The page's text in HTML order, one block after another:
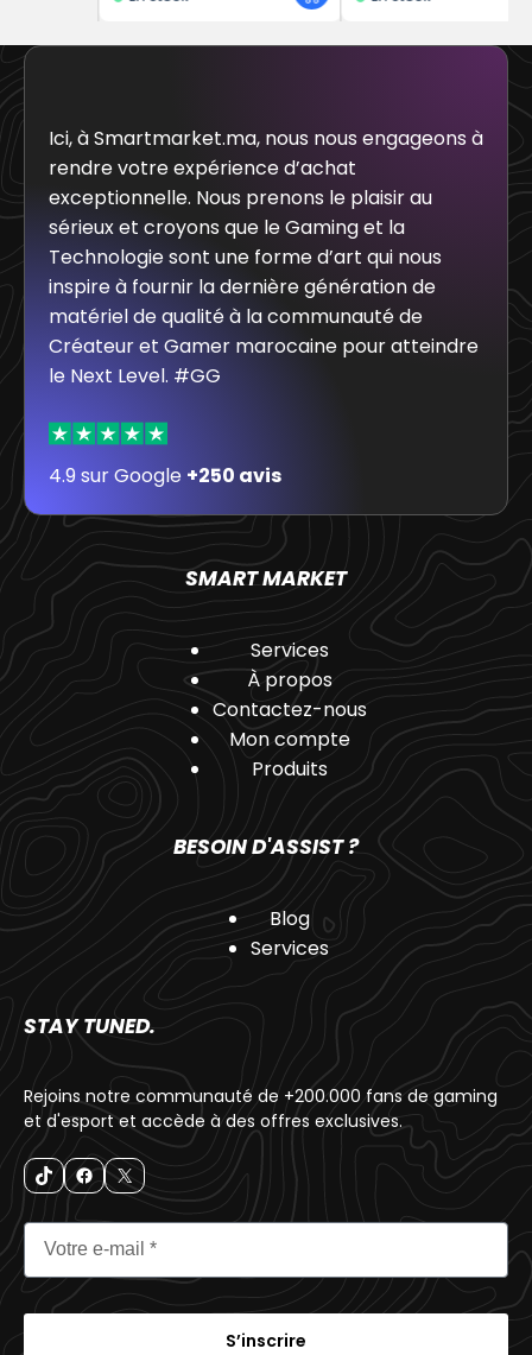
Ici, à Smartmarket.ma, nous nous engageons à
rendre votre expérience d’achat
exceptionnelle. Nous prenons le plaisir au
sérieux et croyons que le Gaming et la
Technologie sont une forme d’art qui nous
inspire à fournir la dernière génération de
matériel de qualité à la communauté de
Créateur et Gamer marocaine pour atteindre
le Next Level. #GG
4.9 sur Google +250 avis
SMART MARKET
Services
À propos
Contactez-nous
Mon compte
Produits
BESOIN D'ASSIST ?
Blog
Services
STAY TUNED.
Rejoins notre communauté de +200.000 fans de gaming
et d'esport et accède à des offres exclusives.
S’inscrire